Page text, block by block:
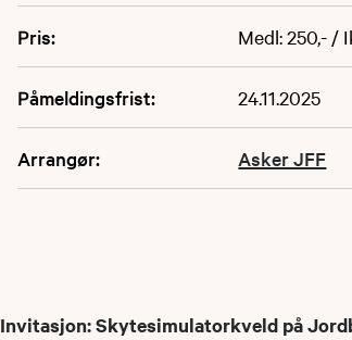
Pris: Medl: 250,- /
Påmeldingsfrist: 24.11.2025
Arrangør: Asker JFF
Invitasjon: Skytesimulatorkveld på